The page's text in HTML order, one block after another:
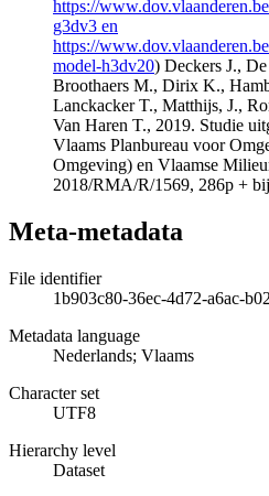
https://
g3dv3 en
https://
model-h3dv20) Deckers J.,
Broothaers M., Dirix K.,
Lanckacker T., Matthijs, J.,
Van Haren T., 2019. Studie
Vlaams Planbureau voor
Omgeving) en Vlaamse
2018/RMA/R/1569, 286p +
Meta-metadata
File identifier
1b903c80-36ec-4d72-a6ac-
Metadata language
Nederlands; Vlaams
Character set
UTF8
Hierarchy level
Dataset